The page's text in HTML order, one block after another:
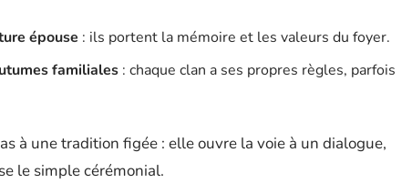
épouse : ils portent la mémoire et les valeurs du foyer.
familiales : chaque clan a ses propres règles, parfois
à une tradition figée : elle ouvre la voie à un dialogue,
le simple cérémonial.